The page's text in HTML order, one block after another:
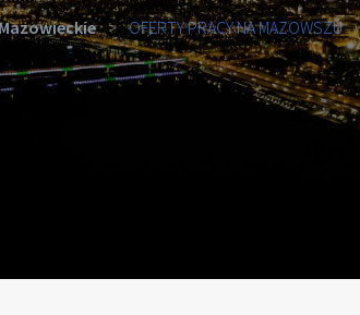
> OFERTY PRACY NA MAZOWSZU